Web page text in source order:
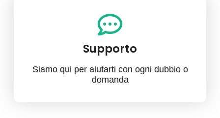
Supporto
Siamo qui per aiutarti con ogni dubbio o
domanda